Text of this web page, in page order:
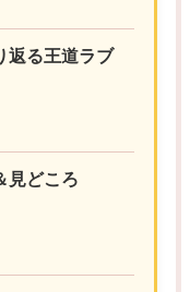
返る王道ラブ
見どころ